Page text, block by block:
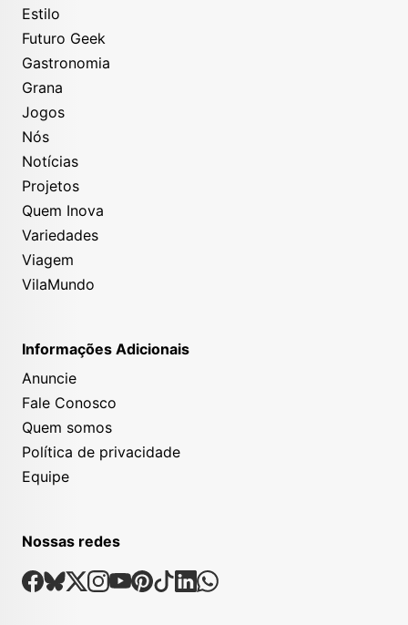
Estilo
Futuro Geek
Gastronomia
Grana
Jogos
Nós
Notícias
Projetos
Quem Inova
Variedades
Viagem
VilaMundo
Informações Adicionais
Anuncie
Fale Conosco
Quem somos
Política de privacidade
Equipe
Nossas redes
Nossas Redes Sociais
Facebook
Bsky
X Instagram
Youtube
Pinterest
TiktokLinkedin
Whatsapp